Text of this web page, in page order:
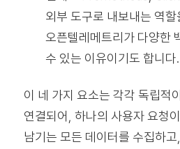
외부 도구로 내보내는 역할
오픈텔레메트리가 다양한
수 있는 이유이기도 합니다.
이 네 가지 요소는 각각 독립적
연결되어, 하나의 사용자 요청
남기는 모든 데이터를 수집하